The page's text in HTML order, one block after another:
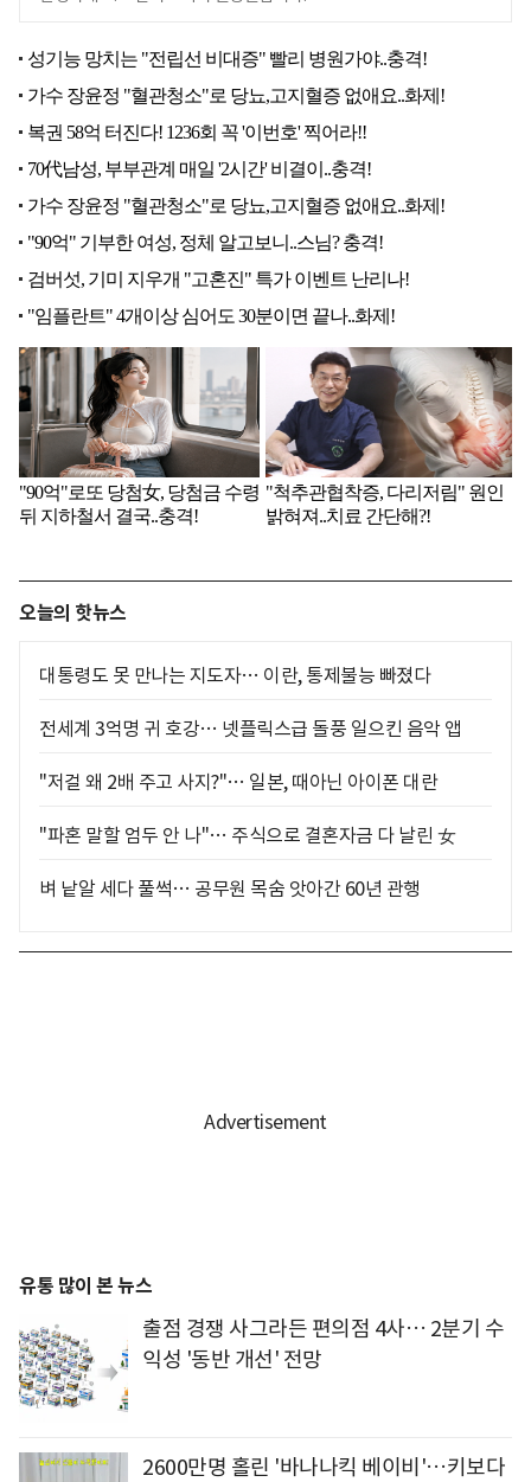
오늘의 핫뉴스
대통령도 못 만나는 지도자… 이란, 통제불능 빠졌다
전세계 3억명 귀 호강… 넷플릭스급 돌풍 일으킨 음악 앱
"저걸 왜 2배 주고 사지?"… 일본, 때아닌 아이폰 대란
"파혼 말할 엄두 안 나"… 주식으로 결혼자금 다 날린 女
벼 낱알 세다 풀썩… 공무원 목숨 앗아간 60년 관행
유통 많이 본 뉴스
출점 경쟁 사그라든 편의점 4사… 2분기 수
익성 '동반 개선' 전망
2600만명 홀린 '바나나킥 베이비'…키보다